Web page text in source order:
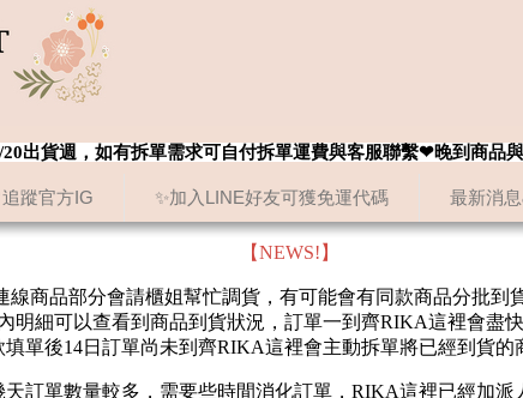
追蹤官方IG ✨加入LINE好友可獲免運代碼 最新消
出貨週，如有拆單需求可自付拆單運費與客服聯繫❤晚到商品